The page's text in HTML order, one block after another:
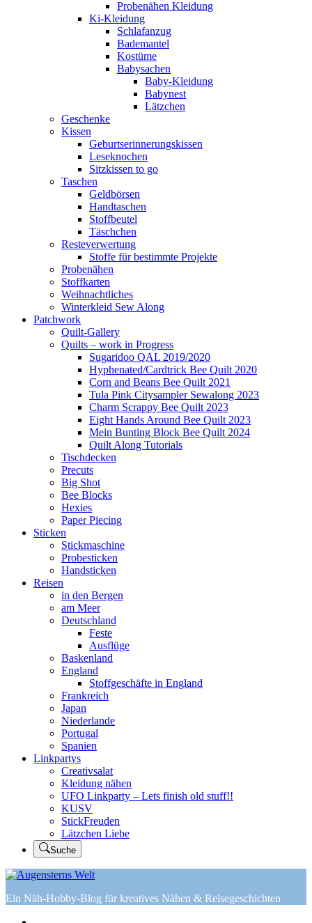
Probenähen Kleidung
Ki-Kleidung
Schlafanzug
Bademantel
Kostüme
Babysachen
Baby-Kleidung
Babynest
Lätzchen
Geschenke
Kissen
Geburtserinnerungskissen
Leseknochen
Sitzkissen to go
Taschen
Geldbörsen
Handtaschen
Stoffbeutel
Täschchen
Resteverwertung
Stoffe für bestimmte Projekte
Probenähen
Stoffkarten
Weihnachtliches
Winterkleid Sew Along
Patchwork
Quilt-Gallery
Quilts – work in Progress
Sugaridoo QAL 2019/2020
Hyphenated/Cardtrick Bee Quilt 2020
Corn and Beans Bee Quilt 2021
Tula Pink Citysampler Sewalong 2023
Charm Scrappy Bee Quilt 2023
Eight Hands Around Bee Quilt 2023
Mein Bunting Block Bee Quilt 2024
Quilt Along Tutorials
Tischdecken
Precuts
Big Shot
Bee Blocks
Hexies
Paper Piecing
Sticken
Stickmaschine
Probesticken
Handsticken
Reisen
in den Bergen
am Meer
Deutschland
Feste
Ausflüge
Baskenland
England
Stoffgeschäfte in England
Frankreich
Japan
Niederlande
Portugal
Spanien
Linkpartys
Creativsalat
Kleidung nähen
UFO Linkparty – Lets finish old stuff!!
KUSV
StickFreuden
Lätzchen Liebe
Suche
Ein Näh-Hobby-Blog für kreatives Nähen & Reisegeschichten